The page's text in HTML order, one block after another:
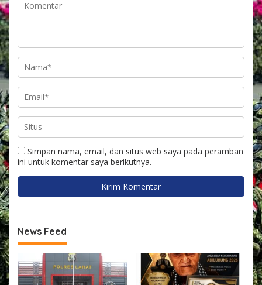
Simpan nama, email, dan situs web saya pada peramban
ini untuk komentar saya berikutnya.
News Feed